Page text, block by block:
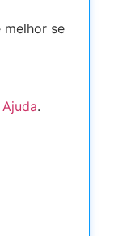
melhor se
Ajuda.